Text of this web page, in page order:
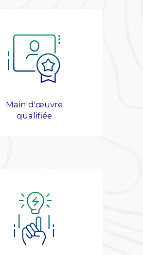
Main d'œuvre
qualifiée